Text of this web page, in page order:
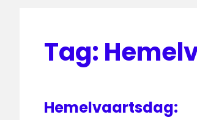
Tag:
Hemelvaartsdag: